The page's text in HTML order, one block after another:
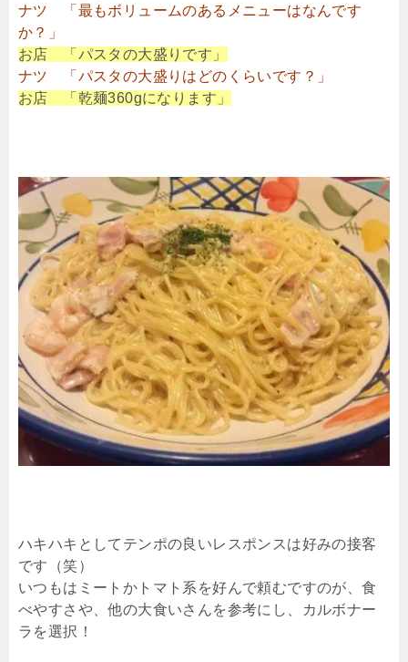
ナツ 「最もボリュームのあるメニューはなんです
か？」
お店 「パスタの大盛りです」
ナツ 「パスタの大盛りはどのくらいです？」
お店 「乾麺360gになります」
ハキハキとしてテンポの良いレスポンスは好みの接客
です（笑）
いつもはミートかトマト系を好んで頼むですのが、食
べやすさや、他の大食いさんを参考にし、カルボナー
ラを選択！